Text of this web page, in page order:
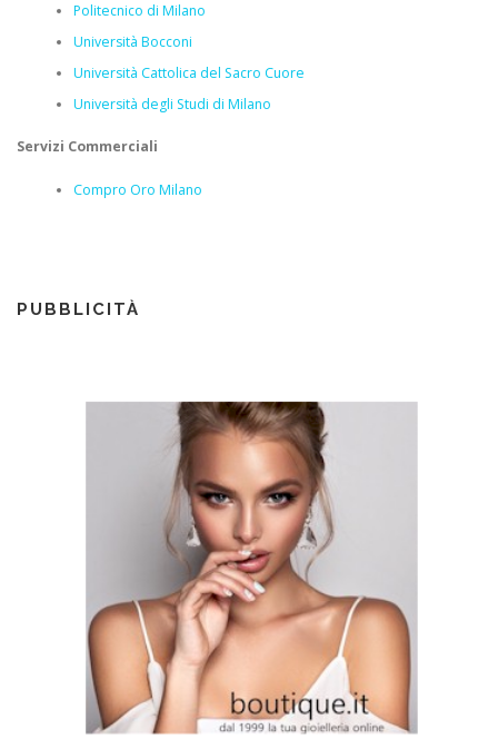
Politecnico di Milano
Università Bocconi
Università Cattolica del Sacro Cuore
Università degli Studi di Milano
Servizi Commerciali
Compro Oro Milano
PUBBLICITÀ